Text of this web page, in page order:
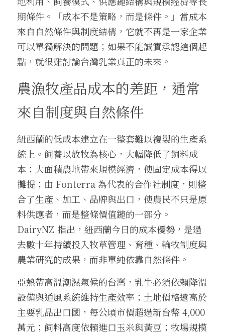
期條件。「成本不是策略，而是條件。」當成本
來自自然條件與制度結構，它就不再是一家企業
可以單獨解決的問題；如果不能誠實承認這個起
點，就很難討論台灣乳業真正的未來。
農漁牧產品成本的差距，通常
來自制度與自然條件
紐西蘭的低成本建立在一整套難以複製的生產系
統上。飼養以放牧為核心，大幅降低了飼料成
本；大面積農地帶來規模經濟，使固定成本得以
攤提；由 Fonterra 為代表的合作社制度，則整
合了生產、加工、品牌與出口，使農民不只是原
料供應者，而是整條價值鏈的一部分。
DairyNZ 指出，紐西蘭今日的成本優勢，是過
去數十年持續投入牧草管理、育種、輪牧制度與
農業研究的成果，而非單純依靠自然條件。
亞熱帶高溫潮濕氣候的台灣，乳牛必須依賴降溫
設備與通風系統維持生產效率；土地價格遠高於
主要乳品出口國，每公頃市價超過新台幣 4,000
萬元；飼料高度依賴進口玉米與黃豆；牧場規模